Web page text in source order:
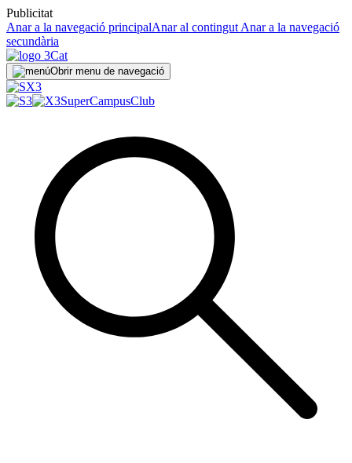
Publicitat
Anar a la navegació principalAnar al contingut Anar a la navegació
secundària
Obrir menu de navegació
SuperCampusClub